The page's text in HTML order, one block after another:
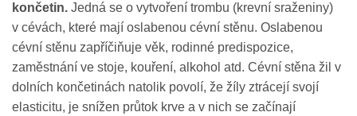
končetin. Jedná se o vytvoření trombu (krevní sraženiny)
v cévách, které mají oslabenou cévní stěnu. Oslabenou
cévní stěnu zapříčiňuje věk, rodinné predispozice,
zaměstnání ve stoje, kouření, alkohol atd. Cévní stěna žil v
dolních končetinách natolik povolí, že žíly ztrácejí svojí
elasticitu, je snížen průtok krve a v nich se začínají